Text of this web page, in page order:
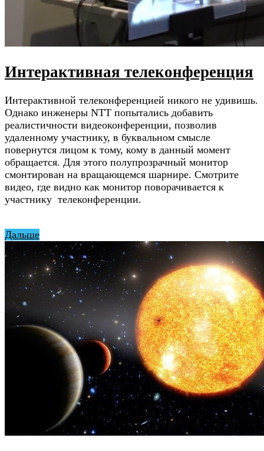
Интерактивная телеконференция
Интерактивной телеконференцией никого не удивишь.
Однако инженеры NTT попытались добавить
реалистичности видеоконференции, позволив
удаленному участнику, в буквальном смысле
повернутся лицом к тому, кому в данный момент
обращается. Для этого полупрозрачный монитор
смонтирован на вращающемся шарнире. Смотрите
видео, где видно как монитор поворачивается к
участнику телеконференции.
Дальше